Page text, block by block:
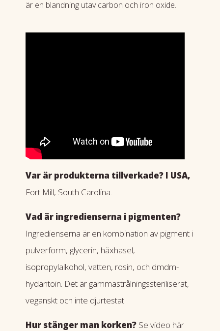
är en blandning utav carbon och iron oxide.
Var är produkterna tillverkade? I USA,
Fort Mill, South Carolina.
Vad är ingredienserna i pigmenten?
Ingredienserna är en kombination av pigment i
pulverform, glycerin, häxhasel,
isopropylalkohol, vatten, rosin, och dmdm-
hydantoin. Det är gammastrålningssteriliserat,
veganskt och inte djurtestat.
Hur stänger man korken?Se video här